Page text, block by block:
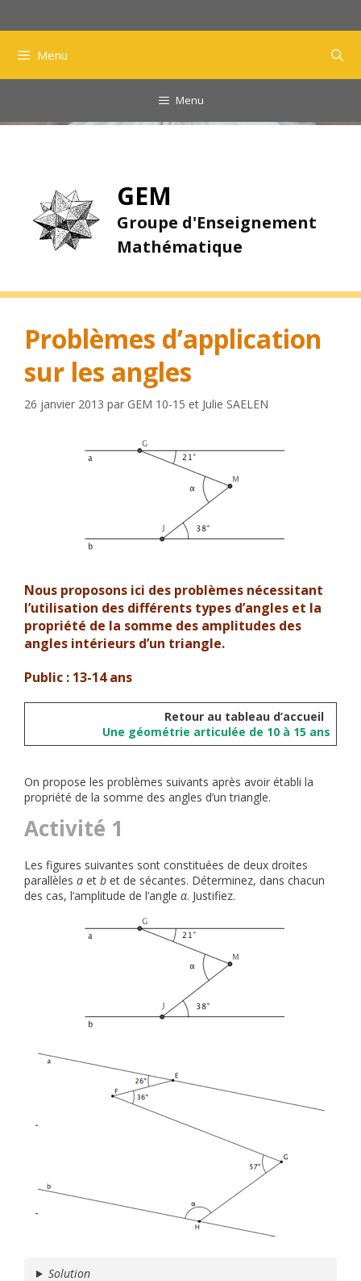
Menu
Menu
GEM
Groupe d'Enseignement
Mathématique
Problèmes d’application
sur les angles
26 janvier 2013 par GEM 10-15 et Julie SAELEN
Nous proposons ici des problèmes nécessitant
l’utilisation des différents types d’angles et la
propriété de la somme des amplitudes des
angles intérieurs d’un triangle.
Public : 13-14 ans
Retour au tableau d’accueil
Une géométrie articulée de 10 à 15 ans
On propose les problèmes suivants après avoir établi la
propriété de la somme des angles d’un triangle.
Activité 1
Les figures suivantes sont constituées de deux droites
parallèles a et b et de sécantes. Déterminez, dans chacun
des cas, l’amplitude de l’angle α. Justifiez.
Solution